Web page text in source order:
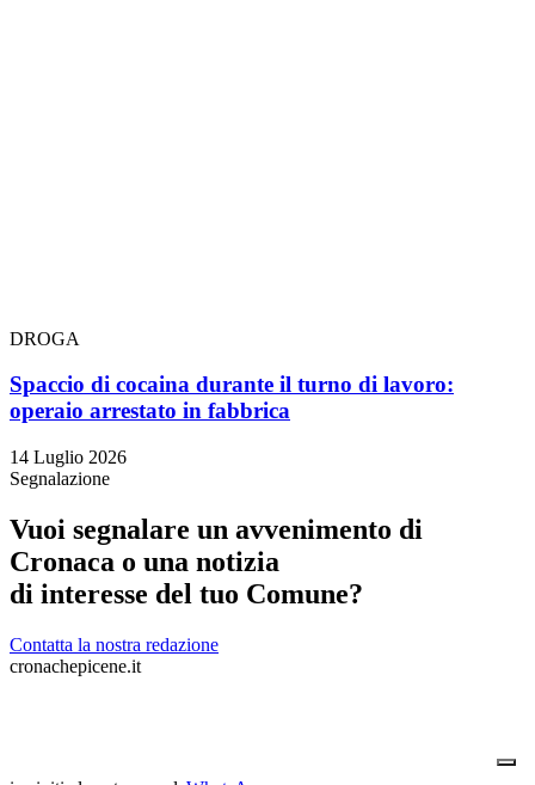
DROGA
Spaccio di cocaina durante il turno di lavoro:
operaio arrestato in fabbrica
14 Luglio 2026
Segnalazione
Vuoi segnalare un avvenimento di
Cronaca o una notizia
di interesse del tuo Comune?
Contatta la nostra redazione
cronachepicene.it